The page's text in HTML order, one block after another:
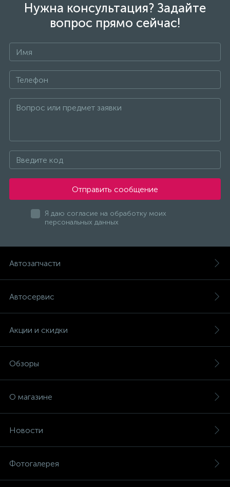
Нужна консультация? Задайте
вопрос прямо сейчас!
Отправить сообщение
Я даю согласие на обработку моих
персональных данных
Автозапчасти
Автосервис
Акции и скидки
Обзоры
О магазине
Новости
Фотогалерея